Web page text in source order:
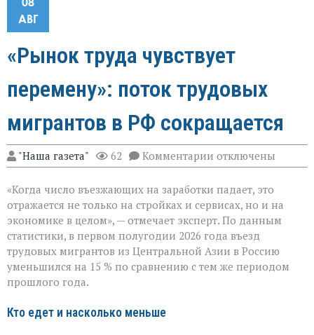
АВГ
«Рынок труда чувствует
перемену»: поток трудовых
мигрантов в РФ сокращается
"Наша газета" 62 Комментарии к
записи
труда
чувствует
перемену»:
поток
трудовых
мигрантов
в
РФ
отключены
«Когда число въезжающих на заработки падает, это
отражается не только на стройках и сервисах, но и на
экономике в целом», — отмечает эксперт. По данным
статистики, в первом полугодии 2026 года въезд
трудовых мигрантов из Центральной Азии в Россию
уменьшился на 15 % по сравнению с тем же периодом
прошлого года.
Кто едет и насколько меньше